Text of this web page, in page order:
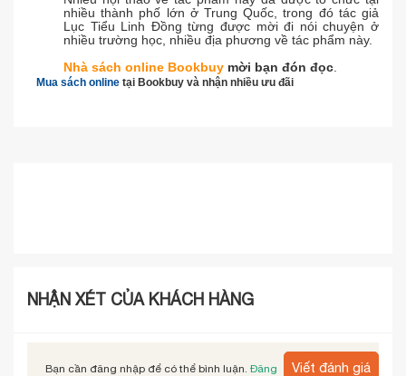
nhiều thành phố lớn ở Trung Quốc, trong đó tác giả
Lục Tiểu Linh Đồng từng được mời đi nói chuyện ở
nhiều trường học, nhiều địa phương về tác phẩm này.
Nhà sách online Bookbuy mời bạn đón đọc
Mua sách online tại Bookbuy và nhận nhiều ưu đãi
NHẬN XÉT CỦA KHÁCH HÀNG
Viết đánh giá
Bạn cần đăng nhập để có thể bình luận. Đăng